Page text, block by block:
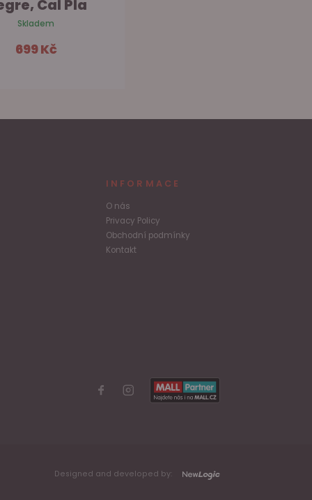
Cal Pla
Skladem
699 Kč
INFORMACE
O nás
Privacy Policy
Obchodní podmínky
Kontakt
Designed and developed by: